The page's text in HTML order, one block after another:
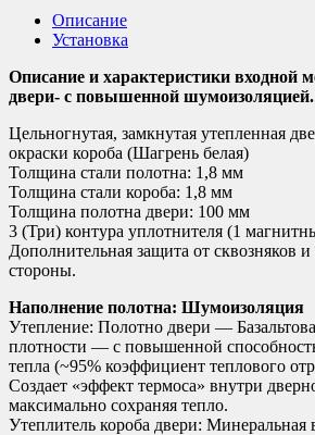
Описание
Установка
Описание и характеристики входной
двери- с повышенной
Цельногнутая, замкнутая утепленная
окраски короба (Шагрень белая)
Толщина стали полотна: 1,8 мм
Толщина стали короба: 1,8 мм
Толщина полотна двери: 100 мм
3 (Три) контура уплотнителя (1
Дополнительная защита от сквозняков и
стороны.
Наполнение полотна: Шумоизоляция
Утепление: Полотно двери —
плотности — с повышенной
тепла (~95% коэффициент теплового
Создает «эффект термоса» внутри
максимально сохраняя тепло.
Утеплитель короба двери: Минеральная